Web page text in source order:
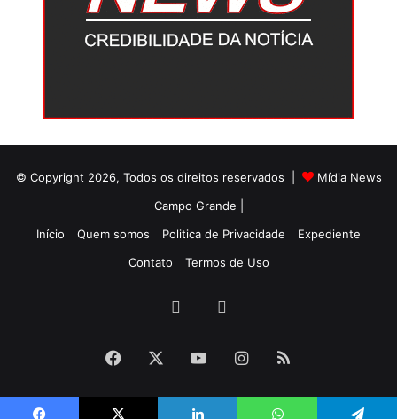
© Copyright 2026, Todos os direitos reservados |
Mídia News
Campo Grande |
Início
Quem somos Politica de Privacidade
Expediente
Contato
Termos de Uso
Facebook
Facebook YouTubeInstagram